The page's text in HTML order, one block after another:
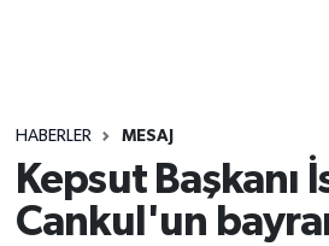
HABERLER MESAJ
Kepsut Başkanı
Cankul'un